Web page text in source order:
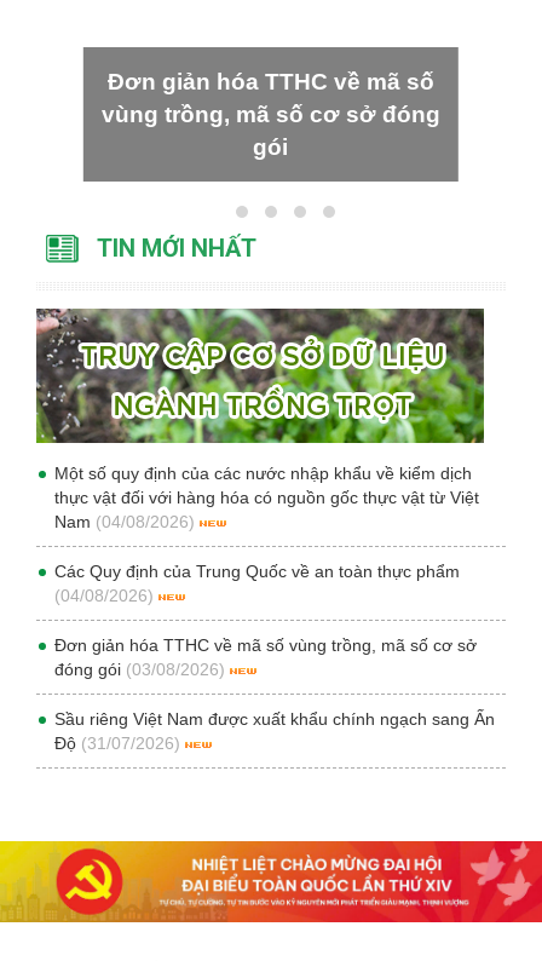
Đơn giản hóa TTHC về mã số
vùng trồng, mã số cơ sở đóng
gói
TIN MỚI NHẤT
Một số quy định của các nước nhập khẩu về kiểm dịch
thực vật đối với hàng hóa có nguồn gốc thực vật từ Việt
Nam (04/08/2026)
Các Quy định của Trung Quốc về an toàn thực phẩm
(04/08/2026)
Đơn giản hóa TTHC về mã số vùng trồng, mã số cơ sở
đóng gói (03/08/2026)
Sầu riêng Việt Nam được xuất khẩu chính ngạch sang Ấn
Độ (31/07/2026)